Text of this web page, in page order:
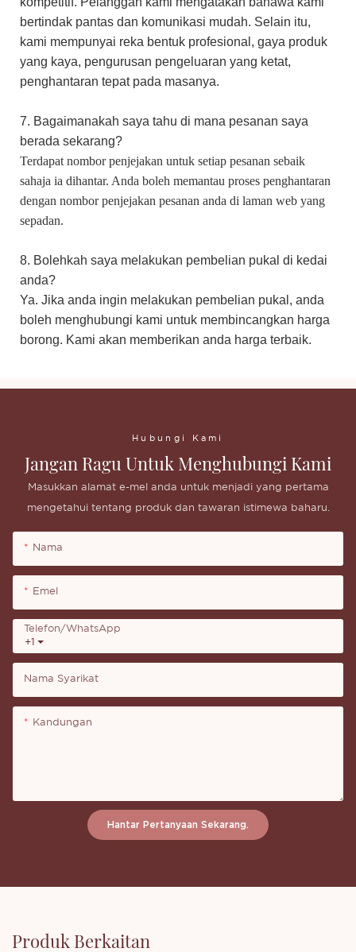
bertindak pantas dan komunikasi mudah. ​​Selain itu,
kami mempunyai reka bentuk profesional, gaya produk
yang kaya, pengurusan pengeluaran yang ketat,
penghantaran tepat pada masanya.
7. Bagaimanakah saya tahu di mana pesanan saya
berada sekarang?
Terdapat nombor penjejakan untuk setiap pesanan sebaik
sahaja ia dihantar. Anda boleh memantau proses penghantaran
dengan nombor penjejakan pesanan anda di laman web yang
sepadan.
8. Bolehkah saya melakukan pembelian pukal di kedai
anda?
Ya. Jika anda ingin melakukan pembelian pukal, anda
boleh menghubungi kami untuk membincangkan harga
borong. Kami akan memberikan anda harga terbaik.
Hubungi Kami
Jangan Ragu Untuk Menghubungi Kami
Masukkan alamat e-mel anda untuk menjadi yang pertama
mengetahui tentang produk dan tawaran istimewa baharu.
Nama
Emel
+1
Telefon/whatsApp
Nama Syarikat
Kandungan
Hantar Pertanyaan Sekarang.
Produk Berkaitan